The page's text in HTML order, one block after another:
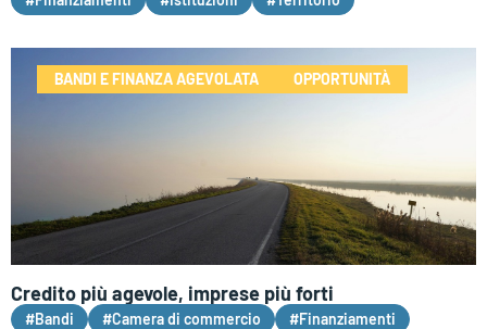
BANDI E FINANZA AGEVOLATA OPPORTUNITÀ
Credito più agevole, imprese più forti
#Bandi #Camera di commercio #Finanziamenti